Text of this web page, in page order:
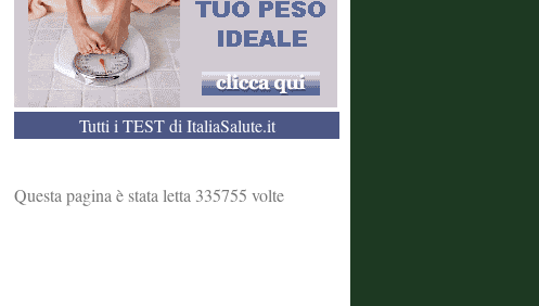
Tutti i TEST di ItaliaSalute.it
Questa pagina è stata letta 335755 volte